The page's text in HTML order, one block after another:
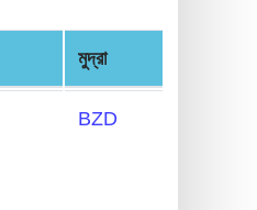
মুদ্রা
BZD